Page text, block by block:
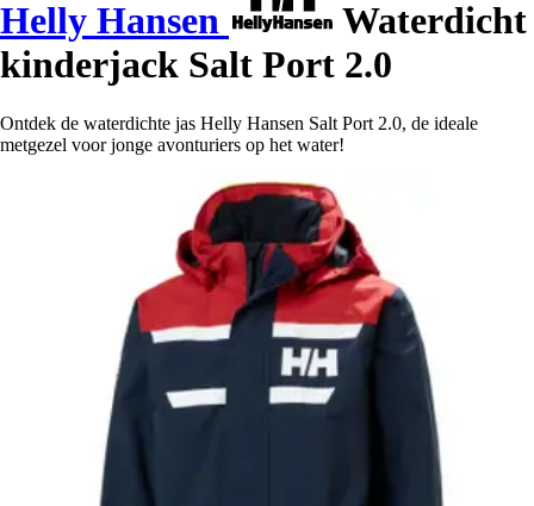
Helly Hansen
Waterdicht
kinderjack Salt Port 2.0
Ontdek de waterdichte jas Helly Hansen Salt Port 2.0, de ideale
metgezel voor jonge avonturiers op het water!